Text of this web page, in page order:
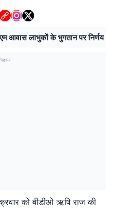
आवास लाभुकों के भुगतान पर निर्णय
को बीडीओ ऋषि राज की